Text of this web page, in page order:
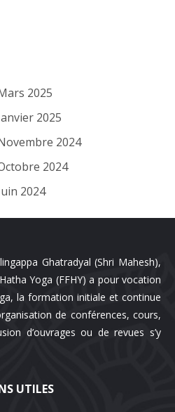
2025
2025
2024
2024
2024
Ghatradyal (Shri Mahesh),
Yoga (FFHY) a pour vocation
la formation initiale et continue
de conférences, cours,
d’ouvrages ou de revues s’y
UTILES